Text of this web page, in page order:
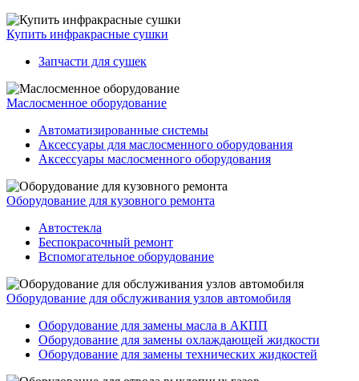
Купить инфракрасные сушки
Запчасти для сушек
Маслосменное оборудование
Автоматизированные системы
Аксессуары для маслосменного оборудования
Аксессуары маслосменного оборудования
Оборудование для кузовного ремонта
Автостекла
Беспокрасочный ремонт
Вспомогательное оборудование
Оборудование для обслуживания узлов автомобиля
Оборудование для замены масла в АКПП
Оборудование для замены охлаждающей жидкости
Оборудование для замены технических жидкостей